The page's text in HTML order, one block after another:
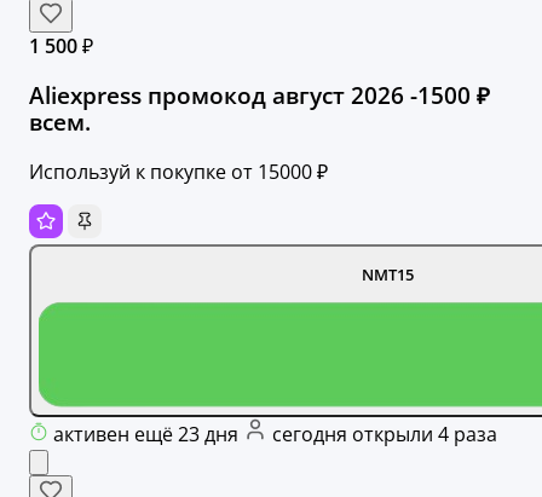
1 500 ₽
Aliexpress промокод август 2026 -1500 ₽
всем.
Используй к покупке от 15000 ₽
NMT15
активен ещё 23 дня сегодня открыли 4 раза